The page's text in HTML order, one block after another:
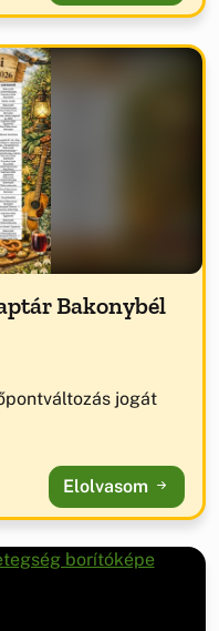
Bakonybél
jogát
Elolvasom